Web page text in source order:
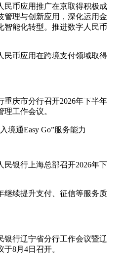
民币应用推广在京取得积极成
管理与创新应用，深化运用金
智能化转型。推进数字人民币
民币应用在跨境支付领域取得
重庆市分行召开2026年下半年
工作会议。
境通Easy Go”服务能力
民银行上海总部召开2026年下
继续提升支付、征信等服务质
银行辽宁省分行工作会议暨辽
8月4日召开。